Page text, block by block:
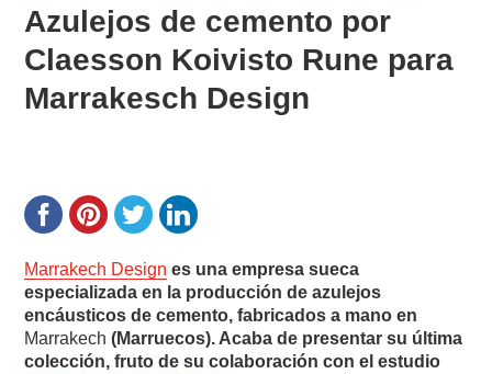
Azulejos de cemento por
Claesson Koivisto Rune para
Marrakesch Design
Marrakech Design es una empresa sueca
especializada en la producción de azulejos
encáusticos de cemento, fabricados a mano en
Marrakech (Marruecos). Acaba de presentar su última
colección, fruto de su colaboración con el estudio